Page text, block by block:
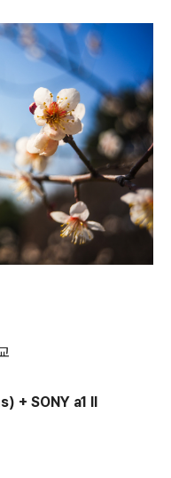
+ SONY a1 II